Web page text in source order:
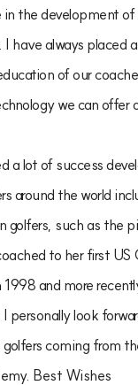
in the development
I have always placed
of our
we can offer
a lot of success
around the world
golfers, such as the
to her first
and more
personally look
coming from
Best Wishes